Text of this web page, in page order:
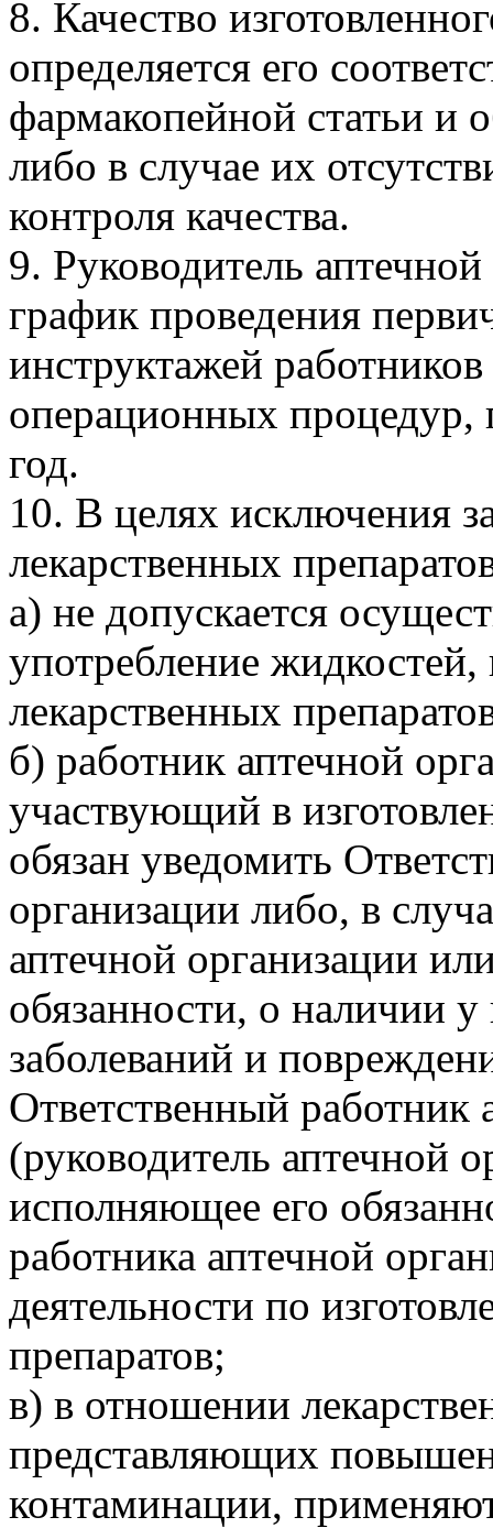
8. Качество
определяется его
фармакопейной статьи и
либо в случае их
контроля качества.
9. Руководитель
график проведения
инструктажей
операционных процедур,
год.
10. В целях исключения
лекарственных
а) не допускается
употребление жидкостей,
лекарственных
б) работник аптечной
участвующий в
обязан уведомить
организации либо, в
аптечной организации
обязанности, о наличии
заболеваний и
Ответственный работник
(руководитель аптечной
исполняющее его
работника аптечной
деятельности по
препаратов;
в) в отношении
представляющих
контаминации,